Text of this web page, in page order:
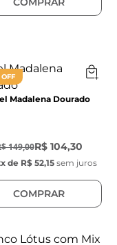
Madalena Dourado
149,00R$ 104,30
x de R$ 52,15 sem juros
COMPRAR